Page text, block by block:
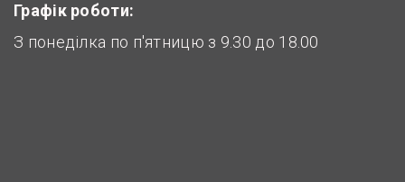
Графік роботи:
З понеділка по п'ятницю з 9.30 до 18.00